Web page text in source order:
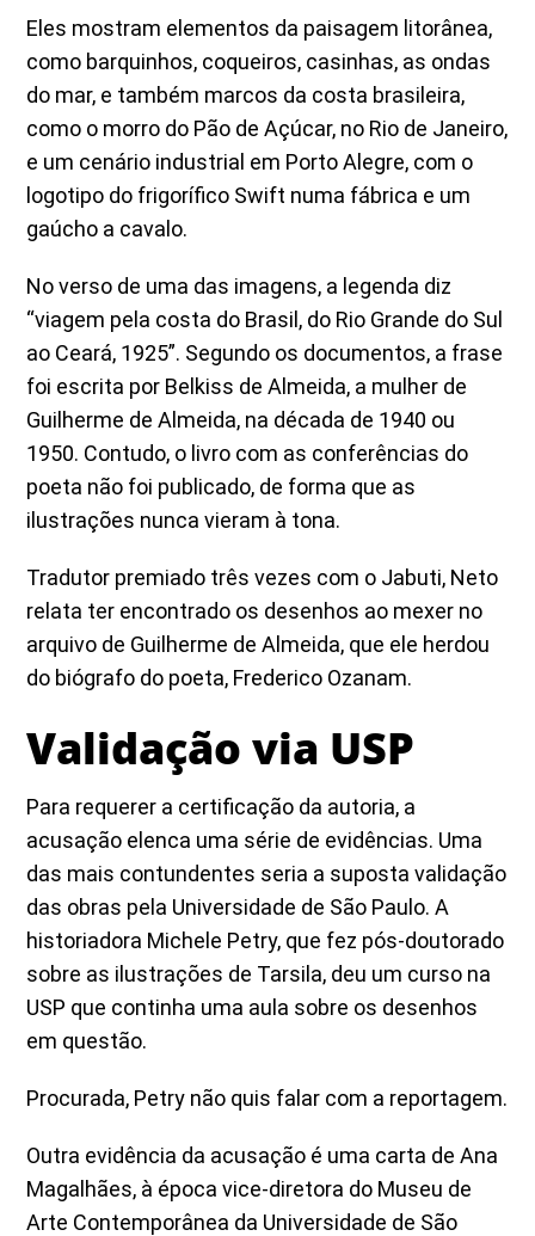
Eles mostram elementos da paisagem litorânea,
como barquinhos, coqueiros, casinhas, as ondas
do mar, e também marcos da costa brasileira,
como o morro do Pão de Açúcar, no Rio de Janeiro,
e um cenário industrial em Porto Alegre, com o
logotipo do frigorífico Swift numa fábrica e um
gaúcho a cavalo.
No verso de uma das imagens, a legenda diz
“viagem pela costa do Brasil, do Rio Grande do Sul
ao Ceará, 1925”. Segundo os documentos, a frase
foi escrita por Belkiss de Almeida, a mulher de
Guilherme de Almeida, na década de 1940 ou
1950. Contudo, o livro com as conferências do
poeta não foi publicado, de forma que as
ilustrações nunca vieram à tona.
Tradutor premiado três vezes com o Jabuti, Neto
relata ter encontrado os desenhos ao mexer no
arquivo de Guilherme de Almeida, que ele herdou
do biógrafo do poeta, Frederico Ozanam.
Validação via USP
Para requerer a certificação da autoria, a
acusação elenca uma série de evidências. Uma
das mais contundentes seria a suposta validação
das obras pela Universidade de São Paulo. A
historiadora Michele Petry, que fez pós-doutorado
sobre as ilustrações de Tarsila, deu um curso na
USP que continha uma aula sobre os desenhos
em questão.
Procurada, Petry não quis falar com a reportagem.
Outra evidência da acusação é uma carta de Ana
Magalhães, à época vice-diretora do Museu de
Arte Contemporânea da Universidade de São